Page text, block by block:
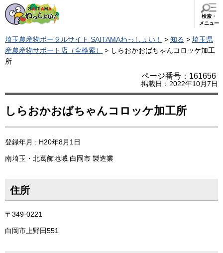
検索・
メニュー
埼玉農産物ポータルサイト SAITAMAわっしょい！ > 知る > 埼玉県
産農産物サポート店（全検索）
> しらおかおばちゃんコロッケ加工
所
ページ番号：161656
掲載日：2022年10月7日
しらおかおばちゃんコロッケ加工所
登録年月 : H20年8月1日
南埼玉・北葛飾地域 白岡市 製造業
住所
〒349-0221
白岡市上野田551